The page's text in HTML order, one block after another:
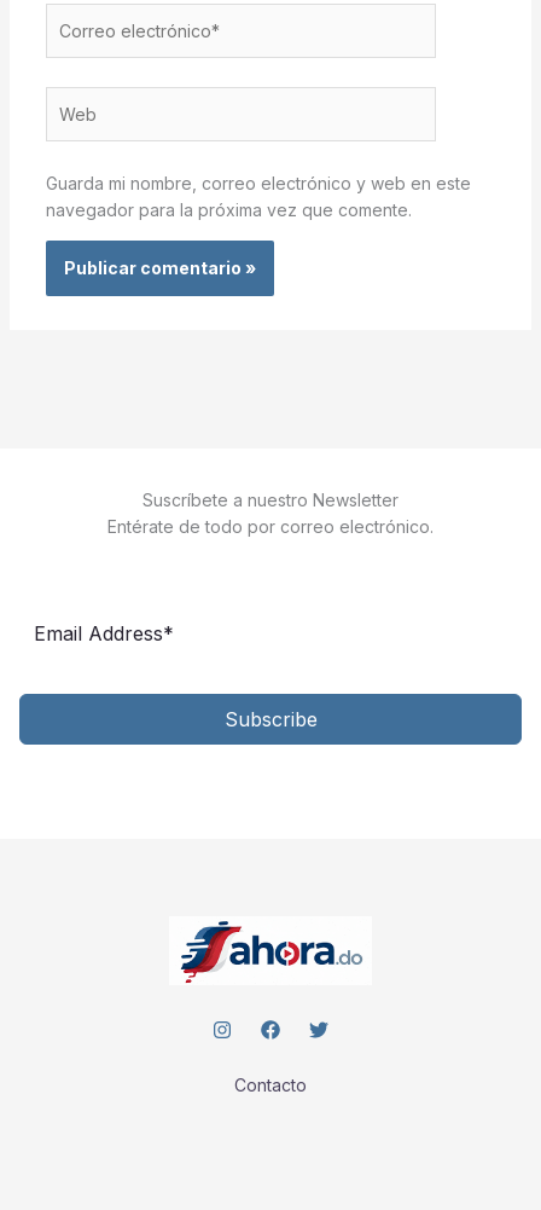
electrónico*
Guarda mi nombre, correo electrónico y web en este
navegador para la próxima vez que comente.
Suscríbete a nuestro Newsletter
Entérate de todo por correo electrónico.
Subscribe
Contacto